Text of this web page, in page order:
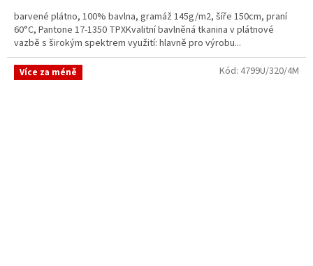
barvené plátno, 100% bavlna, gramáž 145g/m2, šíře 150cm, praní
60°C, Pantone 17-1350 TPXKvalitní bavlněná tkanina v plátnové
vazbě s širokým spektrem využití: hlavně pro výrobu...
Více za méně Kód: 4799U/320/4M